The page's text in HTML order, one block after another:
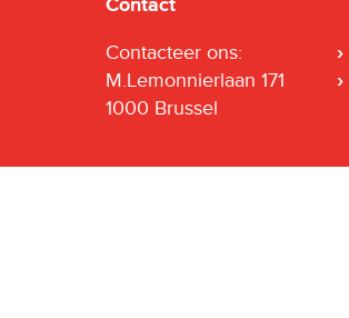
Contact
Contacteer ons:
M.Lemonnierlaan 171
1000 Brussel